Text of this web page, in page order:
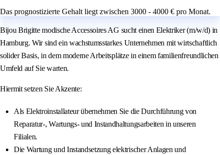
Das prognostizierte Gehalt liegt zwischen 3000 - 4000 € pro Monat.
Bijou Brigitte modische Accessoires AG sucht einen Elektriker (m/w/d) in
Hamburg. Wir sind ein wachstumsstarkes Unternehmen mit wirtschaftlich
solider Basis, in dem moderne Arbeitsplätze in einem familienfreundlichen
Umfeld auf Sie warten.
Hiermit setzen Sie Akzente:
Als Elektroinstallateur übernehmen Sie die Durchführung von
Reparatur-, Wartungs- und Instandhaltungsarbeiten in unseren
Filialen.
Die Wartung und Instandsetzung elektrischer Anlagen und